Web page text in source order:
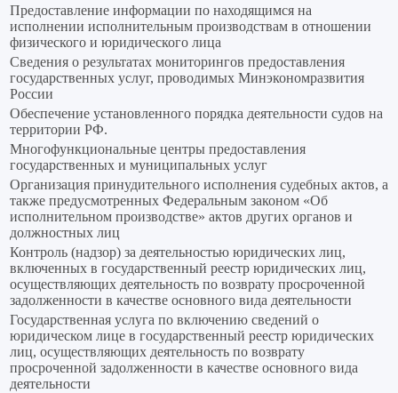
Предоставление информации по находящимся на
исполнении исполнительным производствам в отношении
физического и юридического лица
Сведения о результатах мониторингов предоставления
государственных услуг, проводимых Минэкономразвития
России
Обеспечение установленного порядка деятельности судов на
территории РФ.
Многофункциональные центры предоставления
государственных и муниципальных услуг
Организация принудительного исполнения судебных актов, а
также предусмотренных Федеральным законом «Об
исполнительном производстве» актов других органов и
должностных лиц
Контроль (надзор) за деятельностью юридических лиц,
включенных в государственный реестр юридических лиц,
осуществляющих деятельность по возврату просроченной
задолженности в качестве основного вида деятельности
Государственная услуга по включению сведений о
юридическом лице в государственный реестр юридических
лиц, осуществляющих деятельность по возврату
просроченной задолженности в качестве основного вида
деятельности